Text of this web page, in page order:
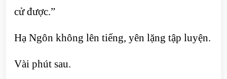
cử được.”
Hạ Ngôn không lên tiếng, yên lặng tập luyện.
Vài phút sau.